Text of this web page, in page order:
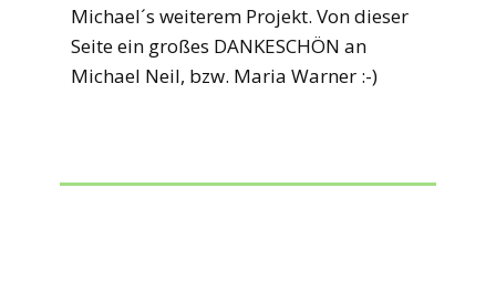
Michael´s weiterem Projekt. Von dieser
Seite ein großes DANKESCHÖN an
Michael Neil, bzw. Maria Warner :-)